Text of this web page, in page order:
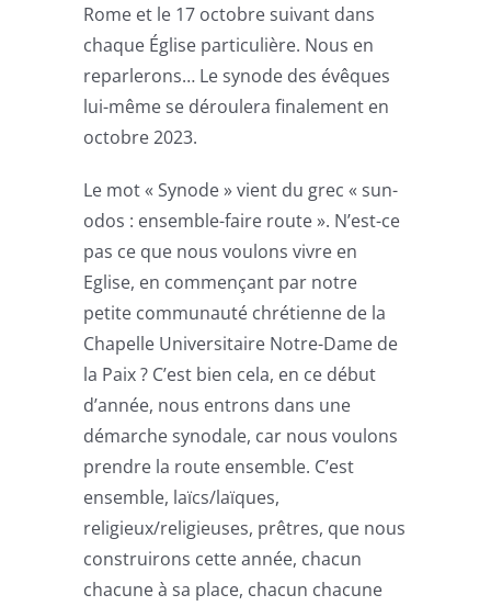
Rome et le 17 octobre suivant dans
chaque Église particulière. Nous en
reparlerons… Le synode des évêques
lui-même se déroulera finalement en
octobre 2023.
Le mot « Synode » vient du grec « sun-
odos : ensemble-faire route ». N’est-ce
pas ce que nous voulons vivre en
Eglise, en commençant par notre
petite communauté chrétienne de la
Chapelle Universitaire Notre-Dame de
la Paix ? C’est bien cela, en ce début
d’année, nous entrons dans une
démarche synodale, car nous voulons
prendre la route ensemble. C’est
ensemble, laïcs/laïques,
religieux/religieuses, prêtres, que nous
construirons cette année, chacun
chacune à sa place, chacun chacune